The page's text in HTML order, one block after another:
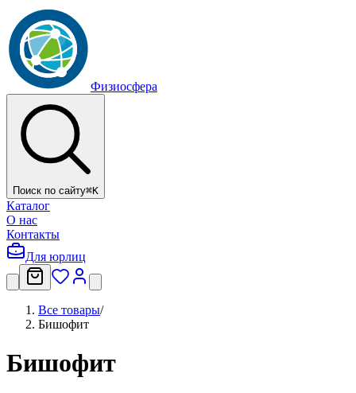
Физиосфера
Поиск по сайту⌘K
Каталог
О нас
Контакты
Для юрлиц
Все товары/
Бишофит
Бишофит